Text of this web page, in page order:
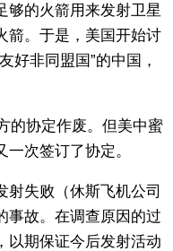
够的火箭用来发射卫星
箭。于是，美国开始讨
好非同盟国”的中国，
的协定作废。但美中蜜
次签订了协定。
射失败（休斯飞机公司
事故。在调查原因的过
以期保证今后发射活动